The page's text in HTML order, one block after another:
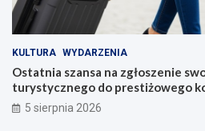
KULTURA WYDARZENIA
Ostatnia szansa na zgłoszenie
turystycznego do prestiżowego
5 sierpnia 2026